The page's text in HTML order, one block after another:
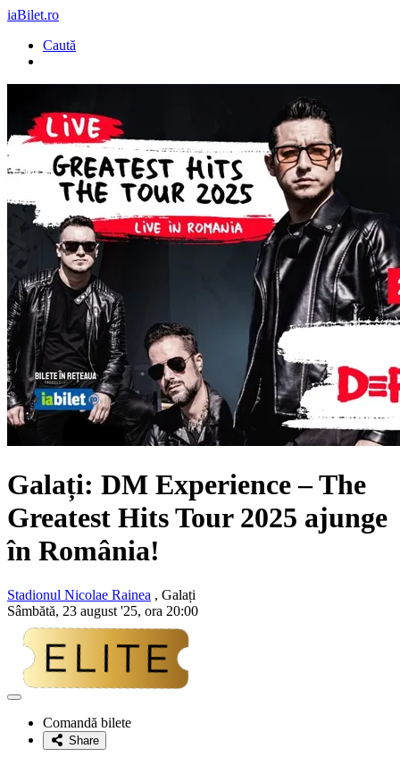
iaBilet.ro
Caută
Galați: DM Experience – The
Greatest Hits Tour 2025 ajunge
în România!
Stadionul Nicolae Rainea , Galați
Sâmbătă, 23 august '25, ora 20:00
Adaugă
favoriteComandă bilete
Share